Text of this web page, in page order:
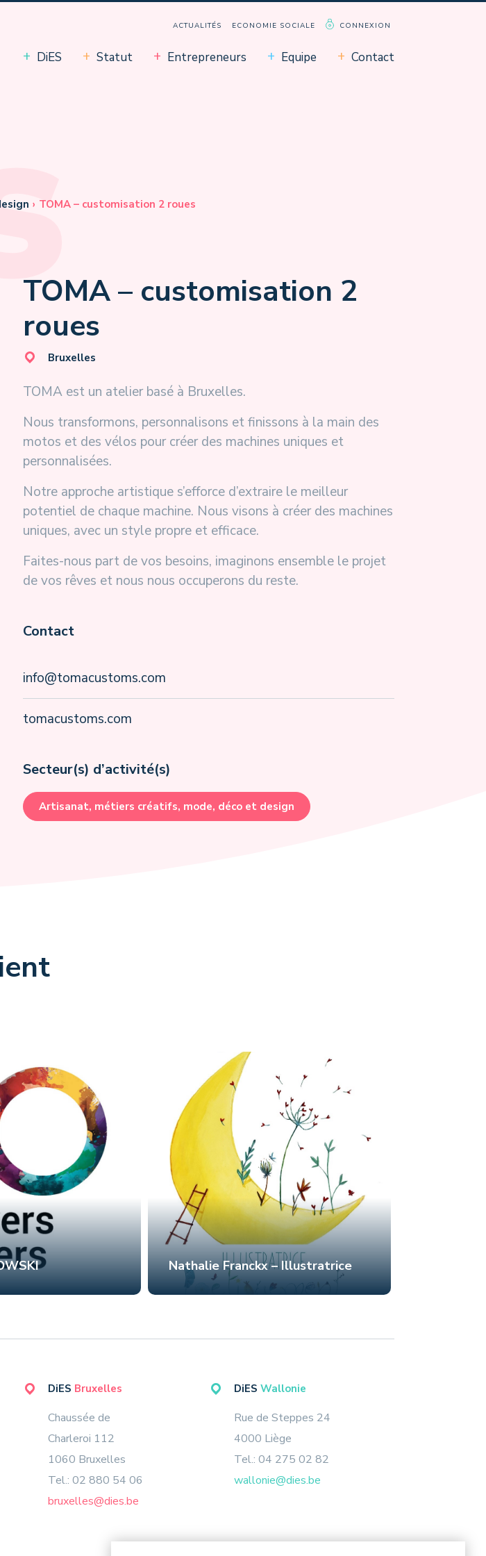
ACTUALITÉS ECONOMIE SOCIALE CONNEXION
DiES Statut Entrepreneurs Equipe Contact
› TOMA – customisation 2 roues
TOMA – customisation 2
roues
Bruxelles
TOMA est un atelier basé à Bruxelles.
Nous transformons, personnalisons et finissons à la main des
motos et des vélos pour créer des machines uniques et
personnalisées.
Notre approche artistique s’efforce d’extraire le meilleur
potentiel de chaque machine. Nous visons à créer des machines
uniques, avec un style propre et efficace.
Faites-nous part de vos besoins, imaginons ensemble le projet
de vos rêves et nous nous occuperons du reste.
Contact
info@tomacustoms.com
tomacustoms.com
Secteur(s) d’activité(s)
Artisanat, métiers créatifs, mode, déco et design
Nathalie Franckx – Illustratrice
DiES Bruxelles
Chaussée de
Charleroi 112
1060 Bruxelles
Tel.: 02 880 54 06
bruxelles@dies.be
DiES Wallonie
Rue de Steppes 24
4000 Liège
Tel.: 04 275 02 82
wallonie@dies.be